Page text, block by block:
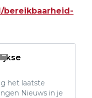
bereikbaarheid-
het laatste
Nieuws in je